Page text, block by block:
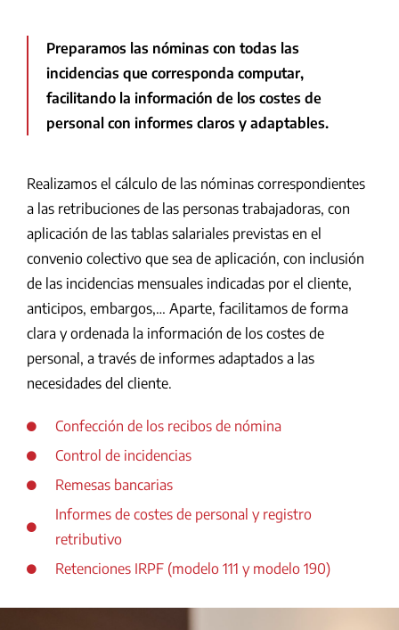
Preparamos las nóminas con todas las
incidencias que corresponda computar,
facilitando la información de los costes de
personal con informes claros y adaptables.
Realizamos el cálculo de las nóminas correspondientes
a las retribuciones de las personas trabajadoras, con
aplicación de las tablas salariales previstas en el
convenio colectivo que sea de aplicación, con inclusión
de las incidencias mensuales indicadas por el cliente,
anticipos, embargos,… Aparte, facilitamos de forma
clara y ordenada la información de los costes de
personal, a través de informes adaptados a las
necesidades del cliente.
Confección de los recibos de nómina
Control de incidencias
Remesas bancarias
Informes de costes de personal y registro
retributivo
Retenciones IRPF (modelo 111 y modelo 190)